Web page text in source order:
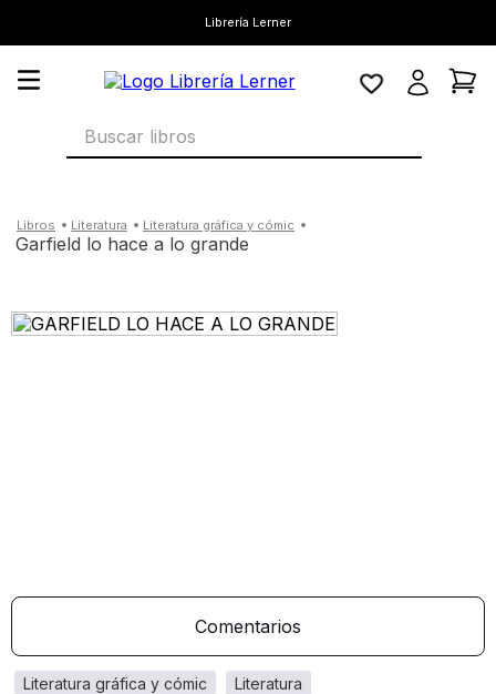
Librería Lerner
Buscar libros
literatura literatura gráfica y cómic
garfield lo hace a lo grande
Comentarios
literatura
literatura gráfica y cómic